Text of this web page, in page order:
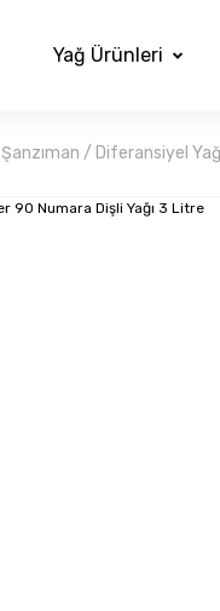
Yağ Ürünleri
Şanzıman / Diferansiyel